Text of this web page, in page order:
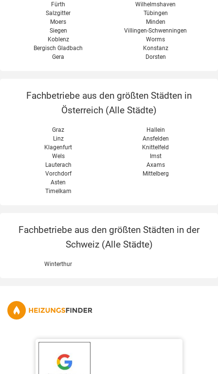
Fürth
Salzgitter
Moers
Siegen
Koblenz
Bergisch Gladbach
Gera
Wilhelmshaven
Tübingen
Minden
Villingen-Schwenningen
Worms
Konstanz
Dorsten
Fachbetriebe aus den größten Städten in
Österreich (Alle Städte)
Graz
Linz
Klagenfurt
Wels
Hallein
Ansfelden
Knittelfeld
Imst
Lauterach
Vorchdorf
Asten
Timelkam
Axams
Mittelberg
Fachbetriebe aus den größten Städten in der
Schweiz (Alle Städte)
Winterthur